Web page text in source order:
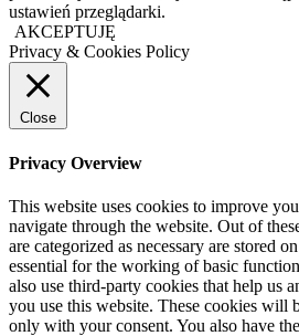
ustawień przeglądarki.
AKCEPTUJĘ
Privacy & Cookies Policy
Close
Privacy Overview
This website uses cookies to improve
navigate through the website. Out of
are categorized as necessary are stored
essential for the working of basic
also use third-party cookies that help us
you use this website. These cookies will
only with your consent. You also have